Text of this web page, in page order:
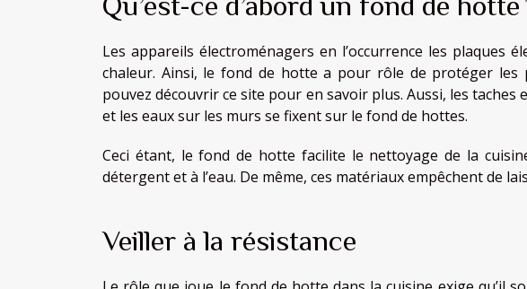
Les appareils électroménagers en l’occurrence les plaques
chaleur. Ainsi, le fond de hotte a pour rôle de protéger les
pouvezdécouvrir ce site pour en savoir plus. Aussi, les taches
et les eaux sur les murs se fixent sur le fond de hottes.
Ceci étant, le fond de hotte facilite le nettoyage de la
détergent et à l’eau. De même, ces matériaux empêchent de
Veiller à la résistance